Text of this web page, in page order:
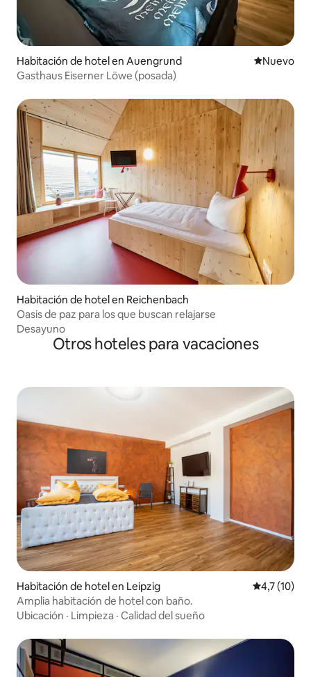
Habitación de hotel en Auengrund Lugar
Nuevo
Gasthaus Eiserner Löwe (posada)
Habitación de hotel en Reichenbach
Oasis de paz para los que buscan relajarse
Desayuno
Otros hoteles para vacaciones
Habitación de hotel en Leipzig Calificación
4,7 (10)
Amplia habitación de hotel con baño.
Ubicación · Limpieza · Calidad del sueño